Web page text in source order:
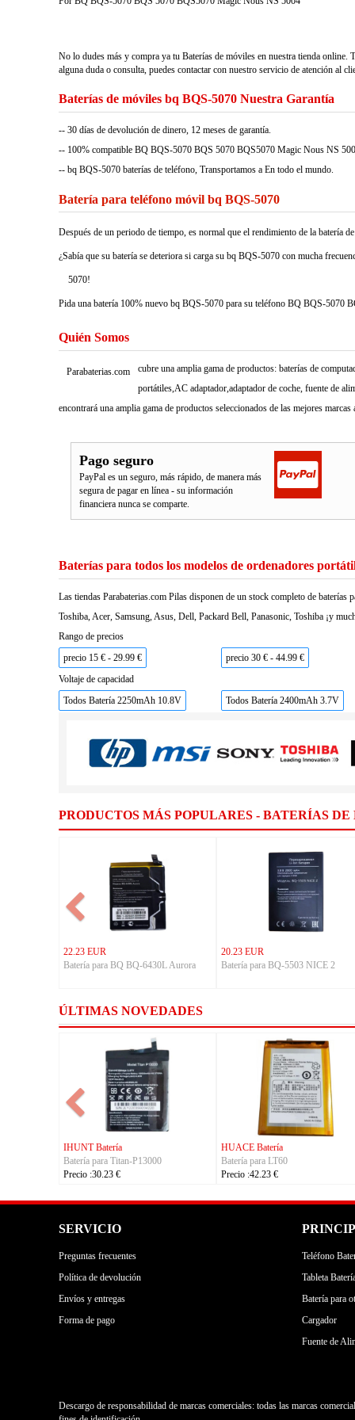
No lo dudes más y compra ya tu Baterías de móviles en nuestra tienda
alguna duda o consulta, puedes contactar con nuestro servicio de atención al
Baterías de móviles bq BQS-5070 Nuestra Garantía
-- 30 días de devolución de dinero, 12 meses de garantía.
-- 100% compatible BQ BQS-5070 BQS 5070 BQS5070 Magic Nous NS
-- bq BQS-5070 baterías de teléfono, Transportamos a En todo el mundo.
Batería para teléfono móvil bq BQS-5070
Después de un periodo de tiempo, es normal que el rendimiento de la batería
¿Sabía que su batería se deteriora si carga su bq BQS-5070 con mucha
5070!
Pida una batería 100% nuevo bq BQS-5070 para su teléfono BQ BQS-5070
Quién Somos
Parabaterias.com
cubre una amplia gama de productos: baterías de
portátiles,AC adaptador,adaptador de coche, fuente de
encontrará una amplia gama de productos seleccionados de las mejores
Pago seguro
PayPal es un seguro, más rápido, de manera más
segura de pagar en línea - su información
financiera nunca se comparte.
Baterías para todos los modelos de ordenadores
Las tiendas Parabaterias.com Pilas disponen de un stock completo de
Toshiba, Acer, Samsung, Asus, Dell, Packard Bell, Panasonic, Toshiba ¡y
Rango de precios
precio 15 € - 29.99 €
precio 30 € - 44.99 €
Voltaje de capacidad
Todos Batería 2250mAh 10.8V
Todos Batería 2400mAh 3.7V
PRODUCTOS MÁS POPULARES - BATERÍAS
22.23 EUR
Batería para BQ BQ-6430L Aurora
20.23 EUR
Batería para BQ-5503 NICE 2
ÚLTIMAS NOVEDADES
IHUNT Batería
Batería para Titan-P13000
Precio :30.23 €
HUACE Batería
Batería para LT60
Precio :42.23 €
SERVICIO
Preguntas frecuentes
Política de devolución
Envíos y entregas
Forma de pago
Teléfono
Tableta
Batería para
Cargador
Fuente de
Descargo de responsabilidad de marcas comerciales: todas las marcas